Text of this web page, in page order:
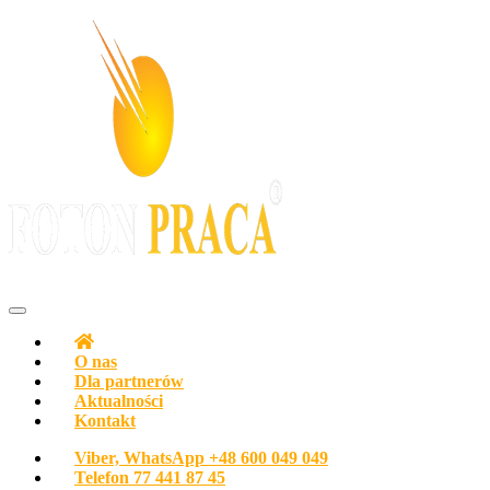
O nas
Dla partnerów
Aktualności
Kontakt
Viber, WhatsApp +48 600 049 049
Telefon 77 441 87 45